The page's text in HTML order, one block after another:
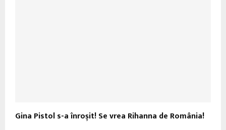
Gina Pistol s-a înroșit! Se vrea Rihanna de România!